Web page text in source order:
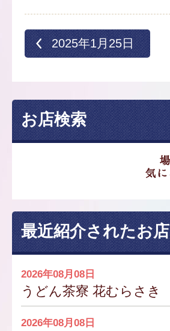
2025年1月25日
お店検索
最近紹介されたお店
2026年08月08日
うどん茶寮 花むらさき
2026年08月08日